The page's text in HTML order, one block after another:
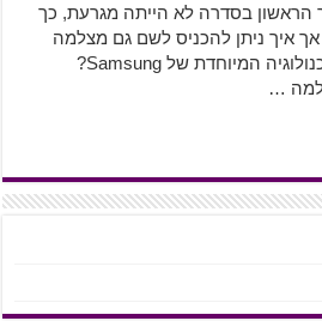
הראשון בסדרה לא הייתה מגרעת, כך
איך ניתן להכניס לשם גם מצלמה
קדמית, כשאין לנו את הטכנולוגיה המיוחדת של Samsung?